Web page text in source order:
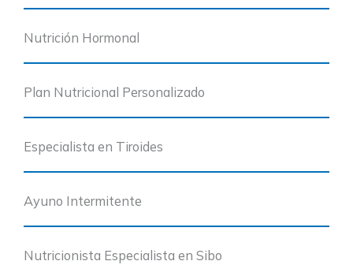
Nutrición Hormonal
Plan Nutricional Personalizado
Especialista en Tiroides
Ayuno Intermitente
Nutricionista Especialista en Sibo